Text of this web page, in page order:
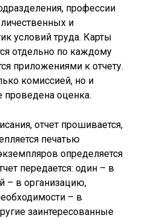
профессии
и
условий труда. Карты
отдельно по каждому
приложениями к отчету.
комиссией, но и
проведена оценка.
отчет прошивается,
печатью
определяется
передается: один – в
– в организацию,
– в
заинтересованные